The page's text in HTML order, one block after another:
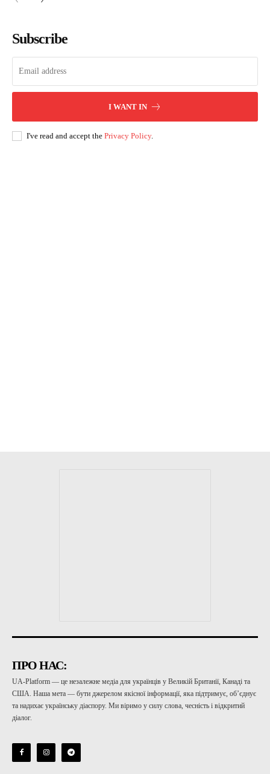
Subscribe
I WANT IN
I've read and accept the Privacy Policy.
ПРО НАС:
UA-Platform — це незалежне медіа для українців у Великій Британії, Канаді та
США. Наша мета — бути джерелом якісної інформації, яка підтримує, об’єднує
та надихає українську діаспору. Ми віримо у силу слова, чесність і відкритий
діалог.